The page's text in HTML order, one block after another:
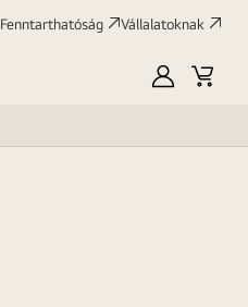
Fenntarthatóság Vállalatoknak
SajátKosár